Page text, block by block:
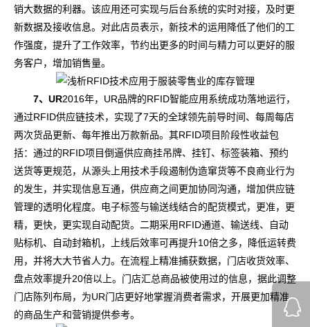
销大数据的利器。该应用还可实现与后台系统的实时对接，及时更
新数据及接收信息。对此店员表示，新技术的运用降低了他们的工
作强度，提升了工作效率，节约出更多的时间与精力可以更好的服
务客户，增加销售量。
7、UR2016年，UR品牌的RFID智能应用系统成功落地运行，
通过RFID供应链技术，实现了7天的全球领先前导时间、每周每店
两次货品更新、每年推出万款新品。其RFID项目阶段性收益包
括：通过的RFID项目倒逼供应商挂吊牌、挂钉、标签装箱、预约
送货等更规范，从源头上用技术手段遏制伪造窜货等不良商业行为
的发生，并实现信息互通，供应商之间更加协同沟通，增加供应链
管理的透明化程度。电子标签与输送线结合的配货模式，更准，更
精，更快，更实现自动配货。二期采用RFID通道、输送线、自动
贴标机、自动封箱机，上线后效率可再提升10倍之多，降低运转费
用，并将大大节省人力。在流程上精准捕获数据，门店收货效率、
盘点效率提升20倍以上。门店汇总商品被使用过的信息，据此调整
门店陈列布局，为UR门店更好地掌握消费者需求，开展更加精准
的商品生产和营销提供参考。